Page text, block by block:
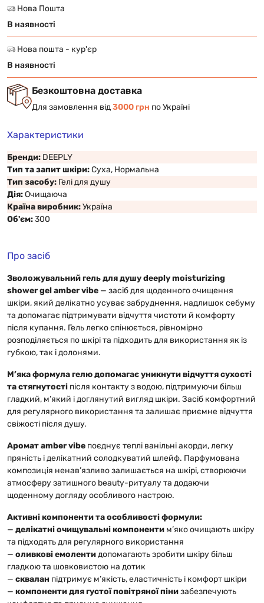
Нова Пошта
В наявності
Нова пошта - кур'єр
В наявності
Безкоштовна доставка
Для замовлення від3000 грн по Україні
Характеристики
Бренди: DEEPLY
Тип та запит шкіри:Суха, Нормальна
Тип засобу: Гелі для душу
Дія:Очищаюча
Країна виробник:Україна
Об'єм:300
Про засіб
Зволожувальний гель для душу deeply moisturizing
shower gel amber vibe — засіб для щоденного очищення
шкіри, який делікатно усуває забруднення, надлишок себуму
та допомагає підтримувати відчуття чистоти й комфорту
після купання. Гель легко спінюється, рівномірно
розподіляється по шкірі та підходить для використання як із
губкою, так і долонями.
М’яка формула гелю допомагає уникнути відчуття сухості
та стягнутості після контакту з водою, підтримуючи більш
гладкий, м’який і доглянутий вигляд шкіри. Засіб комфортний
для регулярного використання та залишає приємне відчуття
свіжості після душу.
Аромат amber vibe поєднує теплі ванільні акорди, легку
пряність і делікатний солодкуватий шлейф. Парфумована
композиція ненав’язливо залишається на шкірі, створюючи
атмосферу затишного beauty-ритуалу та додаючи
щоденному догляду особливого настрою.
Активні компоненти та особливості формули:
— делікатні очищувальні компоненти м’яко очищають шкіру
та підходять для регулярного використання
— оливкові емолентидопомагають зробити шкіру більш
гладкою та шовковистою на дотик
— сквалан підтримує м’якість, еластичність і комфорт шкіри
— компоненти для густої повітряної пінизабезпечують